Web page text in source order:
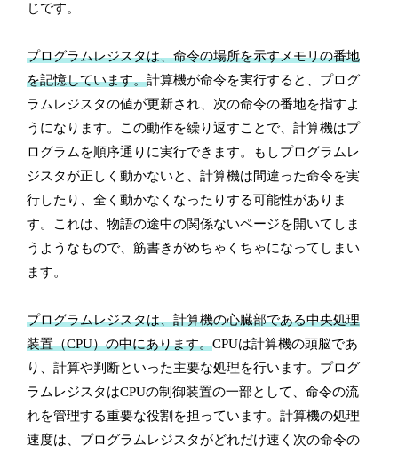
じです。
プログラムレジスタは、命令の場所を示すメモリの番地
を記憶しています。計算機が命令を実行すると、プログ
ラムレジスタの値が更新され、次の命令の番地を指すよ
うになります。この動作を繰り返すことで、計算機はプ
ログラムを順序通りに実行できます。もしプログラムレ
ジスタが正しく動かないと、計算機は間違った命令を実
行したり、全く動かなくなったりする可能性がありま
す。これは、物語の途中の関係ないページを開いてしま
うようなもので、筋書きがめちゃくちゃになってしまい
ます。
プログラムレジスタは、計算機の心臓部である中央処理
装置（CPU）の中にあります。CPUは計算機の頭脳であ
り、計算や判断といった主要な処理を行います。プログ
ラムレジスタはCPUの制御装置の一部として、命令の流
れを管理する重要な役割を担っています。計算機の処理
速度は、プログラムレジスタがどれだけ速く次の命令の